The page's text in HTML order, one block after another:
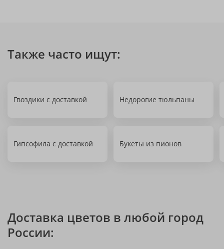
Также часто ищут:
Гвоздики с доставкой Недорогие тюльпаны
Гипсофила с доставкой Букеты из пионов
Доставка цветов в любой город
России: